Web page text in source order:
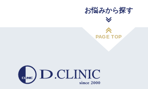
お悩みから探す
PAGE TOP